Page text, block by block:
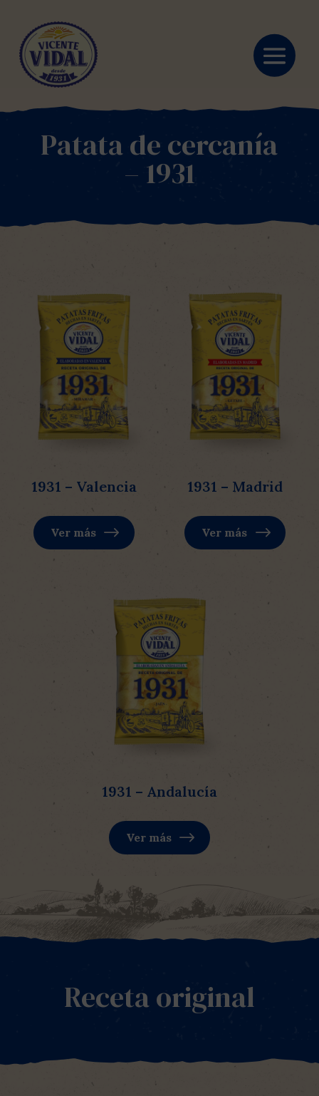
Patata de cercanía
– 1931
1931 – Valencia
Ver más
1931 – Madrid
Ver más
1931 – Andalucía
Ver más
Receta original